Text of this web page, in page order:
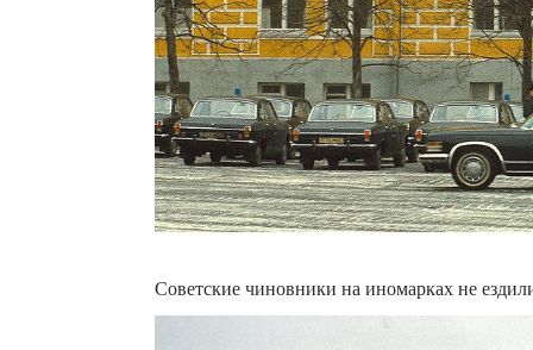
Советские чиновники на иномарках не